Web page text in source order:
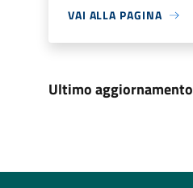
VAI ALLA PAGINA
Ultimo aggiornamento